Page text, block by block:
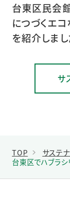
台東区民会
につづくエ
を紹介しま
サ
TOP サステ
台東区でハブラ